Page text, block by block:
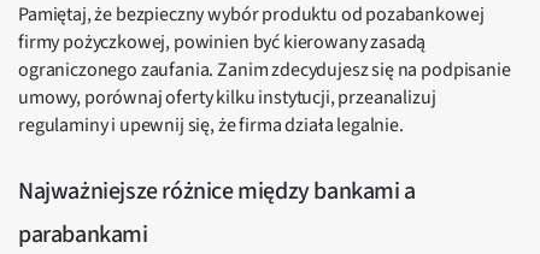
Pamiętaj, że bezpieczny wybór produktu od pozabankowej
firmy pożyczkowej, powinien być kierowany zasadą
ograniczonego zaufania. Zanim zdecydujesz się na podpisanie
umowy, porównaj oferty kilku instytucji, przeanalizuj
regulaminy i upewnij się, że firma działa legalnie.
Najważniejsze różnice między bankami a
parabankami